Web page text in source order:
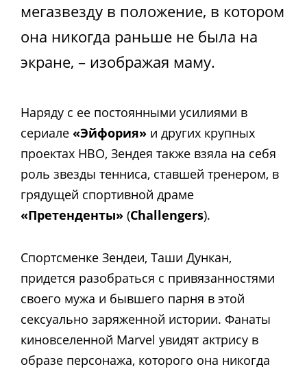
мегазвезду в положение, в котором
она никогда раньше не была на
экране, – изображая маму.
Наряду с ее постоянными усилиями в
сериале «Эйфория» и других крупных
проектах HBO, Зендея также взяла на себя
роль звезды тенниса, ставшей тренером, в
грядущей спортивной драме
«Претенденты» (Challengers).
Спортсменке Зендеи, Таши Дункан,
придется разобраться с привязанностями
своего мужа и бывшего парня в этой
сексуально заряженной истории. Фанаты
киновселенной Marvel увидят актрису в
образе персонажа, которого она никогда